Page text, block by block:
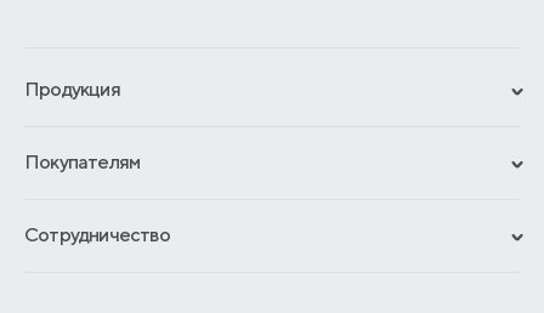
Продукция
Гарантии
Покупателям
Обмен и возврат
Сотрудничество